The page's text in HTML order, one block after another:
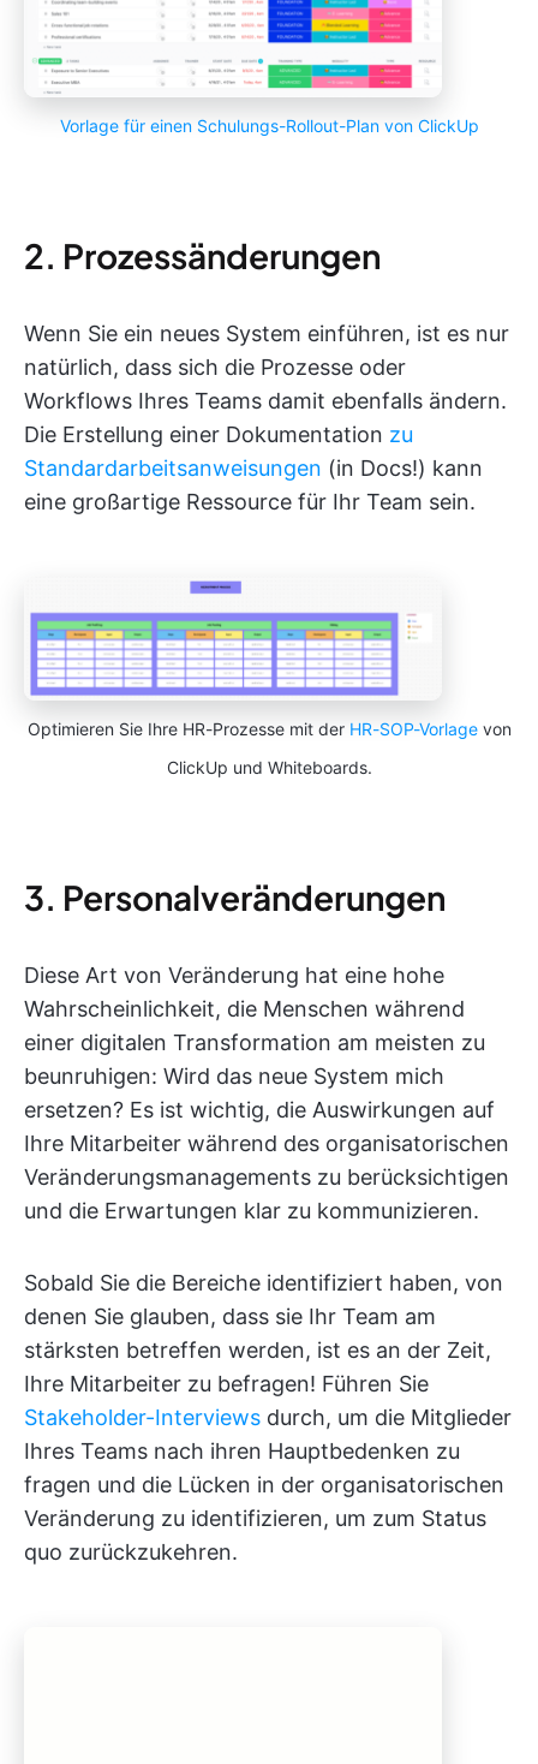
Vorlage für einen Schulungs-Rollout-Plan von ClickUp
2. Prozessänderungen
Wenn Sie ein neues System einführen, ist es nur
natürlich, dass sich die Prozesse oder
Workflows Ihres Teams damit ebenfalls ändern.
Die Erstellung einer Dokumentation zu
Standardarbeitsanweisungen (in Docs!) kann
eine großartige Ressource für Ihr Team sein.
Optimieren Sie Ihre HR-Prozesse mit der HR-SOP-Vorlagevon
ClickUp und Whiteboards.
3. Personalveränderungen
Diese Art von Veränderung hat eine hohe
Wahrscheinlichkeit, die Menschen während
einer digitalen Transformation am meisten zu
beunruhigen: Wird das neue System mich
ersetzen? Es ist wichtig, die Auswirkungen auf
Ihre Mitarbeiter während des organisatorischen
Veränderungsmanagements zu berücksichtigen
und die Erwartungen klar zu kommunizieren.
Sobald Sie die Bereiche identifiziert haben, von
denen Sie glauben, dass sie Ihr Team am
stärksten betreffen werden, ist es an der Zeit,
Ihre Mitarbeiter zu befragen! Führen Sie
Stakeholder-Interviews durch, um die Mitglieder
Ihres Teams nach ihren Hauptbedenken zu
fragen und die Lücken in der organisatorischen
Veränderung zu identifizieren, um zum Status
quo zurückzukehren.